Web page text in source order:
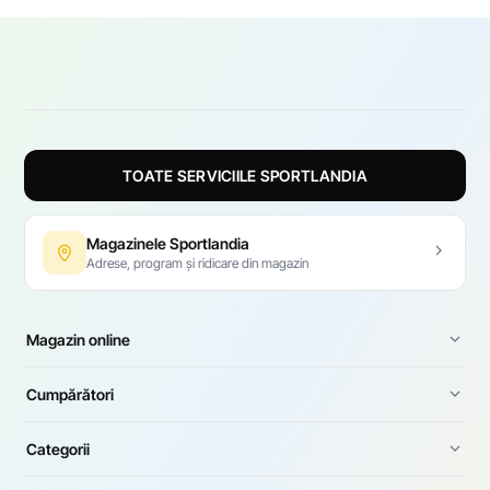
TOATE SERVICIILE SPORTLANDIA
Magazinele Sportlandia
Adrese, program și ridicare din magazin
Magazin online
Cumpărători
Categorii